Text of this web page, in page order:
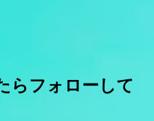
らフォローして